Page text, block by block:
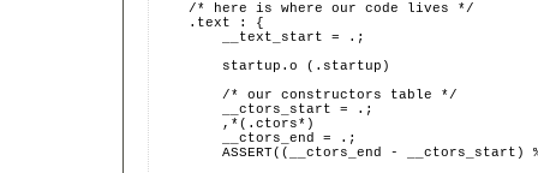
    /* here is where our code lives */
    .text : {
        __text_start = .;
        startup.o (.startup)
        /* our constructors table */
        __ctors_start = .;
        ,*(.ctors*)
        __ctors_end = .;
ASSERT((__ctors_end - __ctors_start)